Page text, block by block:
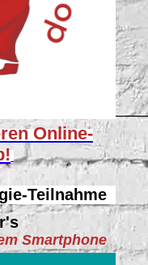
Online-
Teilnahme
Smartphone